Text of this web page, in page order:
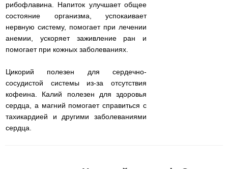
рибофлавина. Напиток улучшает общее
состояние организма, успокаивает
нервную систему, помогает при лечении
анемии, ускоряет заживление ран и
помогает при кожных заболеваниях.
Цикорий полезен для сердечно-
сосудистой системы из-за отсутствия
кофеина. Калий полезен для здоровья
сердца, а магний помогает справиться с
тахикардией и другими заболеваниями
сердца.